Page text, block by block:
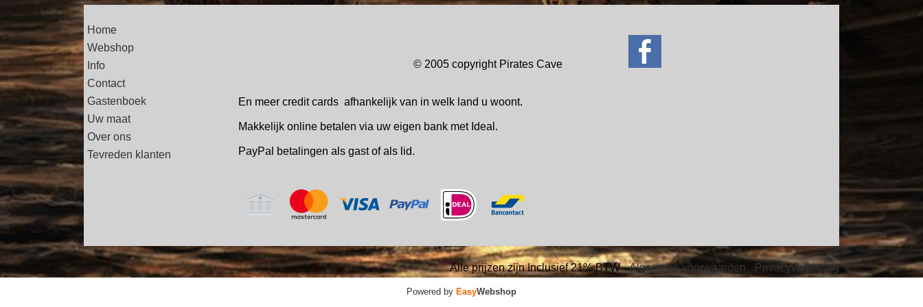
Home
Webshop
Info
Contact
Gastenboek
Uw maat
Over ons
Tevreden klanten
© 2005 copyright Pirates Cave
En meer credit cards afhankelijk van in welk land u woont.
Makkelijk online betalen via uw eigen bank met Ideal.
PayPal betalingen als gast of als lid.
Alle prijzen zijn Inclusief 21% BTW -Algemene voorwaarden - Privacyverklaring
Powered by EasyWebshop